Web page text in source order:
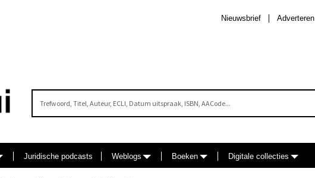
Adverteren
Nieuwsbrief
Juridische podcasts Weblogs Boeken Digitale collecties